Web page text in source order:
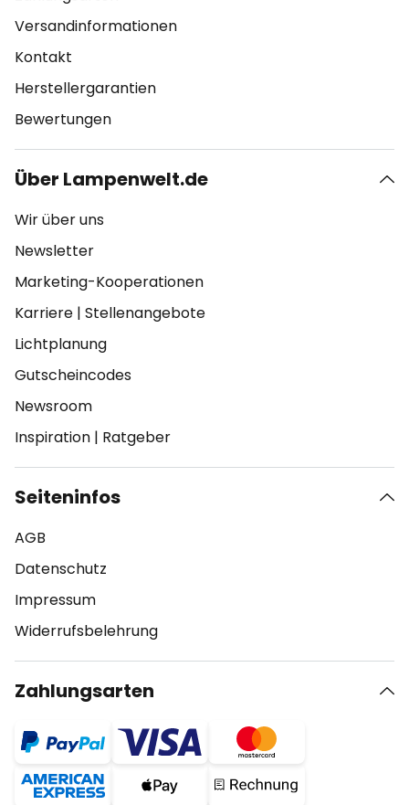
Versandinformationen
Kontakt
Herstellergarantien
Bewertungen
Über Lampenwelt.de
Wir über uns
Newsletter
Marketing-Kooperationen
Karriere | Stellenangebote
Lichtplanung
Gutscheincodes
Newsroom
Inspiration | Ratgeber
Seiteninfos
AGB
Datenschutz
Impressum
Widerrufsbelehrung
Zahlungsarten